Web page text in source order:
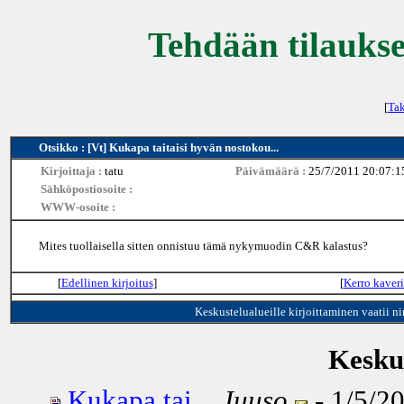
Tehdään
[
Otsikko : [Vt] Kukapa taitaisi hyvän nostokou...
Kirjoittaja : tatu Päivämäärä : 25/7/2011
Sähköpostiosoite :
WWW-osoite :
Mites tuollaisella sitten onnistuu tämä nykymuodin C&R kalastus?
[Edellinen kirjoitus] [Kerro
Keskustelualueille kirjoittaminen vaatii